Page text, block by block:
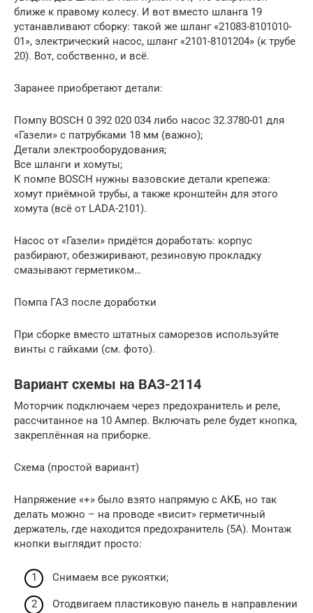
ближе к правому колесу. И вот вместо шланга 19
устанавливают сборку: такой же шланг «21083-8101010-
01», электрический насос, шланг «2101-8101204» (к трубе
20). Вот, собственно, и всё.
Заранее приобретают детали:
Помпу BOSCH 0 392 020 034 либо насос 32.3780-01 для
«Газели» с патрубками 18 мм (важно);
Детали электрооборудования;
Все шланги и хомуты;
К помпе BOSCH нужны вазовские детали крепежа:
хомут приёмной трубы, а также кронштейн для этого
хомута (всё от LADA-2101).
Насос от «Газели» придётся доработать: корпус
разбирают, обезжиривают, резиновую прокладку
смазывают герметиком…
Помпа ГАЗ после доработки
При сборке вместо штатных саморезов используйте
винты с гайками (см. фото).
Вариант схемы на ВАЗ-2114
Моторчик подключаем через предохранитель и реле,
рассчитанное на 10 Ампер. Включать реле будет кнопка,
закреплённая на приборке.
Схема (простой вариант)
Напряжение «+» было взято напрямую с АКБ, но так
делать можно – на проводе «висит» герметичный
держатель, где находится предохранитель (5А). Монтаж
кнопки выглядит просто:
Снимаем все рукоятки;
Отодвигаем пластиковую панель в направлении